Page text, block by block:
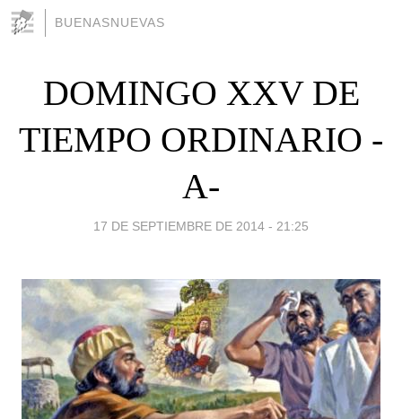
BUENASNUEVAS
DOMINGO XXV DE
TIEMPO ORDINARIO -
A-
17 DE SEPTIEMBRE DE 2014 - 21:25